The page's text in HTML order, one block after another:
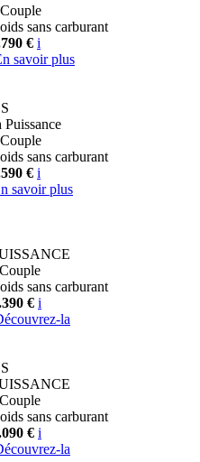
Couple
sans carburant
€ i
savoir plus
Puissance
Couple
sans carburant
€ i
savoir plus
Couple
sans carburant
€ i
la
Couple
sans carburant
€ i
la